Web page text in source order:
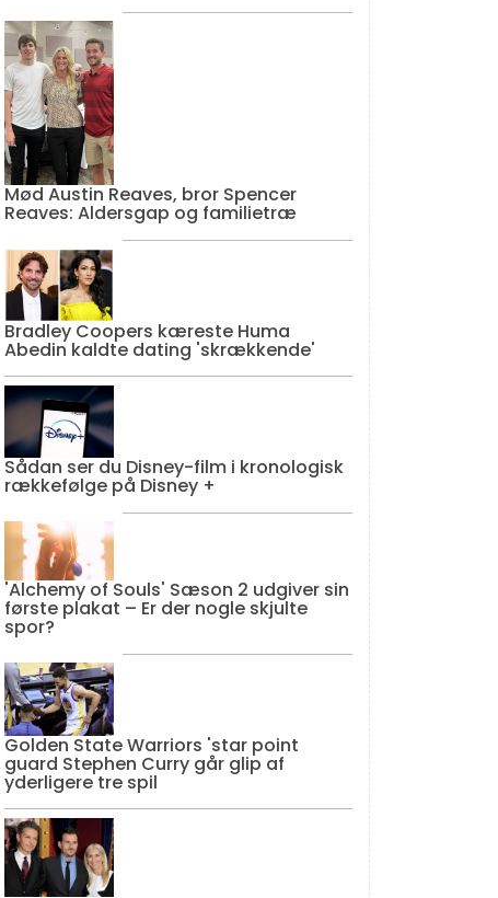
Mød Austin Reaves, bror Spencer
Reaves: Aldersgap og familietræ
Bradley Coopers kæreste Huma
Abedin kaldte dating 'skrækkende'
Sådan ser du Disney-film i kronologisk
rækkefølge på Disney +
'Alchemy of Souls' Sæson 2 udgiver sin
første plakat – Er der nogle skjulte
spor?
Golden State Warriors 'star point
guard Stephen Curry går glip af
yderligere tre spil